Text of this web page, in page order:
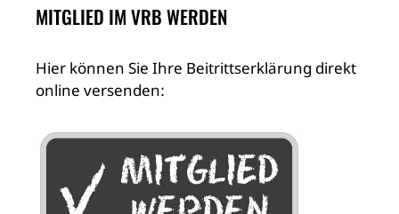
MITGLIED IM VRB WERDEN
Hier können Sie Ihre Beitrittserklärung direkt
online versenden: